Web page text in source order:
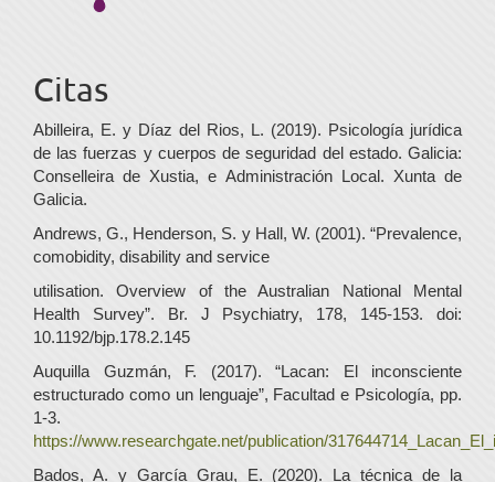
Citas
Abilleira, E. y Díaz del Rios, L. (2019). Psicología jurídica
de las fuerzas y cuerpos de seguridad del estado. Galicia:
Conselleira de Xustia, e Administración Local. Xunta de
Galicia.
Andrews, G., Henderson, S. y Hall, W. (2001). “Prevalence,
comobidity, disability and service
utilisation. Overview of the Australian National Mental
Health Survey”. Br. J Psychiatry, 178, 145-153. doi:
10.1192/bjp.178.2.145
Auquilla Guzmán, F. (2017). “Lacan: El inconsciente
estructurado como un lenguaje”, Facultad e Psicología, pp.
1-3.
https://www.researchgate.net/publication/
Bados, A. y García Grau, E. (2020). La técnica de la